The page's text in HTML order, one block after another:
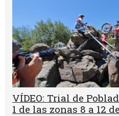
VÍDEO: Trial de
1 de las zonas 8 a 12